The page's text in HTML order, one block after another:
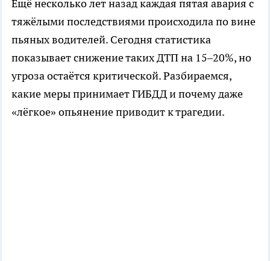
Ещё несколько лет назад каждая пятая авария с
тяжёлыми последствиями происходила по вине
пьяных водителей. Сегодня статистика
показывает снижение таких ДТП на 15–20%, но
угроза остаётся критической. Разбираемся,
какие меры принимает ГИБДД и почему даже
«лёгкое» опьянение приводит к трагедии.